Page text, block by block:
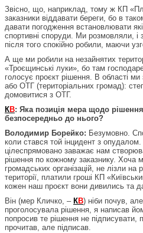
Звісно, що, наприклад, тому ж КП
заказники віддавати береги, бо в
давати погодження встановлювати
спортивні споруди. Ми розмовляли, і
після того спокійно робили, маючи
А ще ми робили на незайнятих
«Троєщинські луки», бо там
голосує проєкт рішення. В області ми
або ОТГ (територіальних громад):
домовитися з ОТГ.
КВ: Яка позиція мера щодо
безпосередньо до нього?
Володимир Борейко: Безумовно.
коли стався той інцидент з
цілеспрямовано заважає нам
рішення по кожному заказнику. Хоча
громадських організацій, не лізли
території, платили гроші КП
кожен наш проєкт вони дивились та
Він (мер Кличко, – КВ) ніби почув,
проголосувала рішення, я написав
попросив те рішення не
прочитав, але підписав.